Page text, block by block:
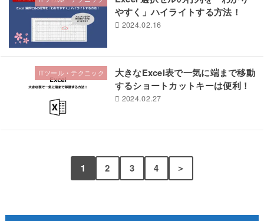
やすく」ハイライトする方法！
2024.02.16
ITツール・テクニック
大きなExcel表で一気に端まで移動
するショートカットキーは便利！
2024.02.27
1 2 3 4 ＞